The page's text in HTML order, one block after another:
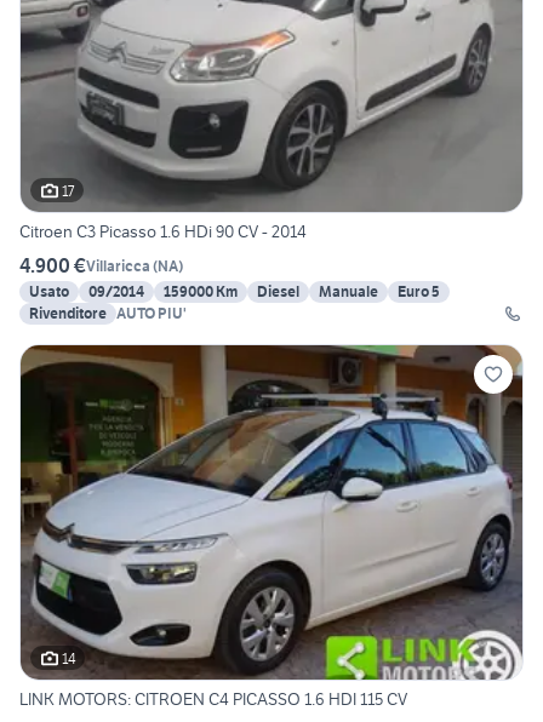
17
Citroen C3 Picasso 1.6 HDi 90 CV - 2014
4.900 €Villaricca (NA)
Usato
09/2014 159000 Km Diesel Manuale
Euro 5
Rivenditore AUTO PIU'
14
LINK MOTORS: CITROEN C4 PICASSO 1.6 HDI 115 CV